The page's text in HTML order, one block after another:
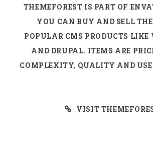
THEMEFOREST IS PART OF
YOU CAN BUY AND SELL
POPULAR CMS PRODUCTS LIKE
AND DRUPAL. ITEMS ARE
COMPLEXITY, QUALITY AND
VISIT